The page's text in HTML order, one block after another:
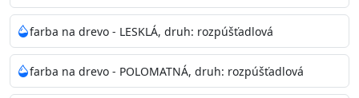
Informácie k aplikácií
Pred použitím farbu narieďte do 10% vodou podľa
spôsobu aplikácie. Dobre premiešajte a občas opakujte
aj počas náteru. Naneste jednu
farba na drevo - LESKLÁ, druh: rozpúšťadlová
farba na drevo - POLOMATNÁ, druh: rozpúšťadlová